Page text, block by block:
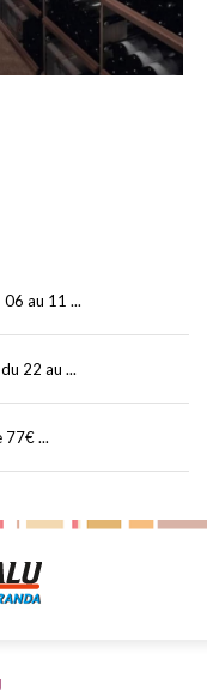
au 11 ...
22 au ...
...